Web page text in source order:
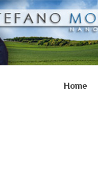
Home